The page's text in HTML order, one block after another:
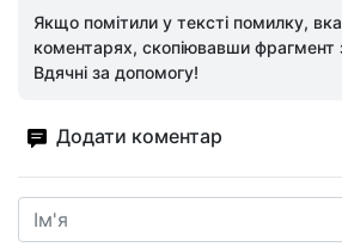
Якщо помітили у тексті помилку,
коментарях, скопіювавши фрагмент
Вдячні за допомогу!
Додати коментар